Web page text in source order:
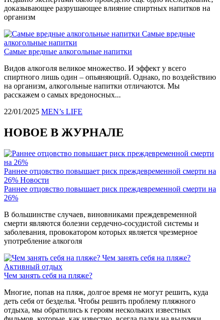
доказывающее разрушающее влияние спиртных напитков на
организм
Самые вредные
алкогольные напитки
Самые вредные алкогольные напитки
Видов алкоголя великое множество. И эффект у всего
спиртного лишь один – опьяняющий. Однако, по воздействию
на организм, алкогольные напитки отличаются. Мы
расскажем о самых вредоносных...
22/01/2025 MEN’s LIFE
НОВОЕ В ЖУРНАЛЕ
Раннее отцовство повышает риск преждевременной смерти на
26% Новости
Раннее отцовство повышает риск преждевременной смерти на
26%
В большинстве случаев, виновниками преждевременной
смерти являются болезни сердечно-сосудистой системы и
заболевания, провокатором которых является чрезмерное
употребление алкоголя
Чем занять себя на пляже?
Активный отдых
Чем занять себя на пляже?
Многие, попав на пляж, долгое время не могут решить, куда
деть себя от безделья. Чтобы решить проблему пляжного
отдыха, мы обратились к героям нескольких известных